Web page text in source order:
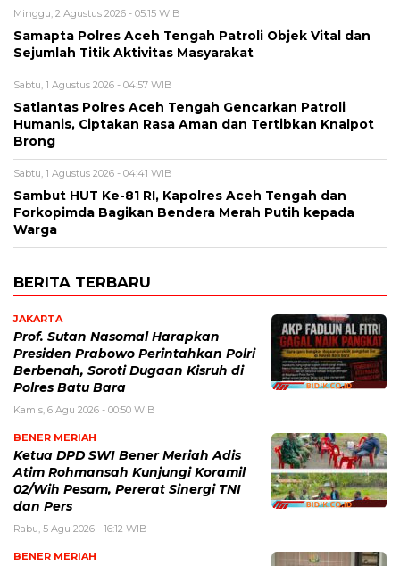
Minggu, 2 Agustus 2026 - 05:15 WIB
Samapta Polres Aceh Tengah Patroli Objek Vital dan
Sejumlah Titik Aktivitas Masyarakat
Sabtu, 1 Agustus 2026 - 04:57 WIB
Satlantas Polres Aceh Tengah Gencarkan Patroli
Humanis, Ciptakan Rasa Aman dan Tertibkan Knalpot
Brong
Sabtu, 1 Agustus 2026 - 04:41 WIB
Sambut HUT Ke-81 RI, Kapolres Aceh Tengah dan
Forkopimda Bagikan Bendera Merah Putih kepada
Warga
BERITA TERBARU
JAKARTA
Prof. Sutan Nasomal Harapkan
Presiden Prabowo Perintahkan Polri
Berbenah, Soroti Dugaan Kisruh di
Polres Batu Bara
Kamis, 6 Agu 2026 - 00:50 WIB
BENER MERIAH
Ketua DPD SWI Bener Meriah Adis
Atim Rohmansah Kunjungi Koramil
02/Wih Pesam, Pererat Sinergi TNI
dan Pers
Rabu, 5 Agu 2026 - 16:12 WIB
BENER MERIAH